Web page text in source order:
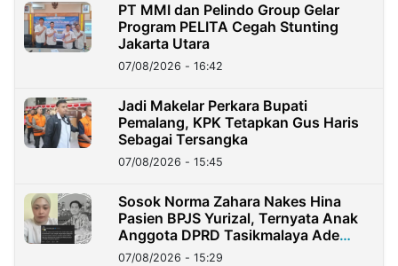
PT MMI dan Pelindo Group Gelar
Program PELITA Cegah Stunting
Jakarta Utara
07/08/2026 - 16:42
Jadi Makelar Perkara Bupati
Pemalang, KPK Tetapkan Gus Haris
Sebagai Tersangka
07/08/2026 - 15:45
Sosok Norma Zahara Nakes Hina
Pasien BPJS Yurizal, Ternyata Anak
Anggota DPRD Tasikmalaya Ade
Lukman
07/08/2026 - 15:29